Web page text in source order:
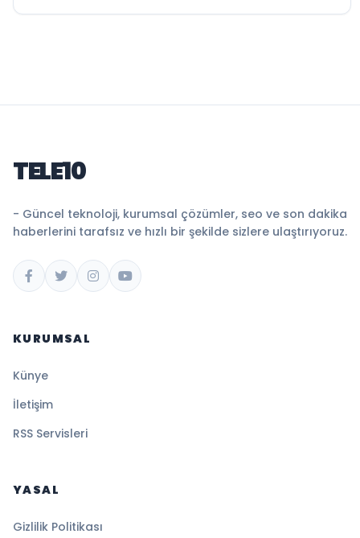
TELE10
- Güncel teknoloji, kurumsal çözümler, seo ve son dakika
haberlerini tarafsız ve hızlı bir şekilde sizlere ulaştırıyoruz.
KURUMSAL
Künye
İletişim
RSS Servisleri
YASAL
Gizlilik Politikası